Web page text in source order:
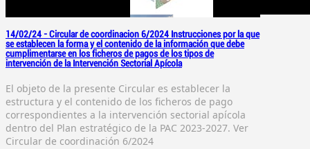
14/02/24 - Circular de coordinacion 6/2024 Instrucciones por la que
se establecen la forma y el contenido de la información que debe
cumplimentarse en los ficheros de pagos de los tipos de
intervención de la Intervención Sectorial Apícola
El objeto de la presente Circular es establecer la
estructura y el contenido de los ficheros de pago
correspondientes a la intervención sectorial apícola
dentro del Plan estratégico de la PAC 2023-2027. Ver
Circular de coordinación 6/2024